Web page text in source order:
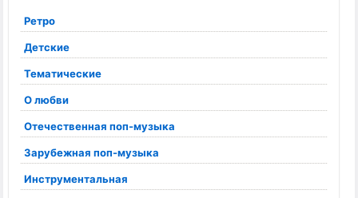
Ретро
Детские
Тематические
О любви
Отечественная поп-музыка
Зарубежная поп-музыка
Инструментальная